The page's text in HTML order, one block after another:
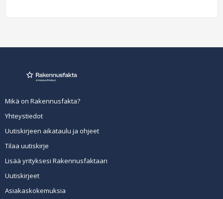
Mikä on Rakennusfakta?
Yhteystiedot
Uutiskirjeen aikataulu ja ohjeet
Tilaa uutiskirje
Lisää yrityksesi Rakennusfaktaan
Uutiskirjeet
Asiakaskokemuksia